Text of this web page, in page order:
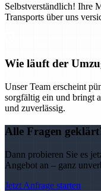
Selbstverständlich! Ihre
Transports über uns
Wie läuft der
Unser Team erscheint
sorgfältig ein und bringt
und zuverlässig.
Alle Fragen
Dann probieren Sie es
Angebot an – ganz
Jetzt Anfrage starten